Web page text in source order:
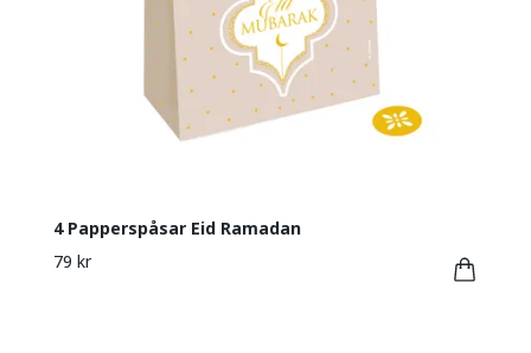
4 Papperspåsar Eid Ramadan
79 kr